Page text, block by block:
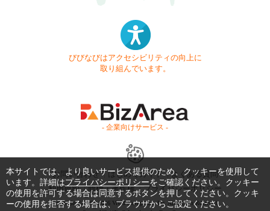
びびなびはアクセシビリティの向上に
取り組んでいます。
- 企業向けサービス -
お問い合わせ はじめてガイド
よくある質問
利用規約
商標・著作権 プライバシーポリシー
Copyright © 1999-2026 Vivid Navigation, Inc. All Rights Reserved.
本サイトでは、より良いサービス提供のため、クッキーを使用して
います。詳細はプライバシーポリシーをご確認ください。クッキー
の使用を許可する場合は同意するボタンを押してください。クッキ
ーの使用を拒否する場合は、ブラウザからご設定ください。